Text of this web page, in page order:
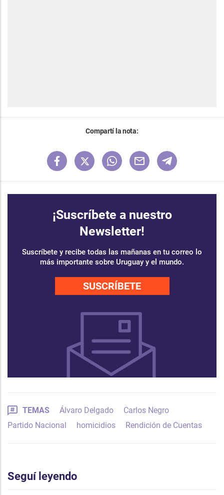
Compartí la nota:
¡Suscríbete a nuestro
Newsletter!
Suscríbete y recibe todas las mañanas en tu correo lo
más importante sobre Uruguay y el mundo.
SUSCRÍBETE
TEMAS Álvaro Delgado
Carlos Negro
Partido Nacional
homicidios Rendición de Cuentas
Seguí leyendo